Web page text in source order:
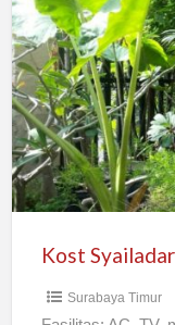
Syailadara
Kost
Surabaya Timur